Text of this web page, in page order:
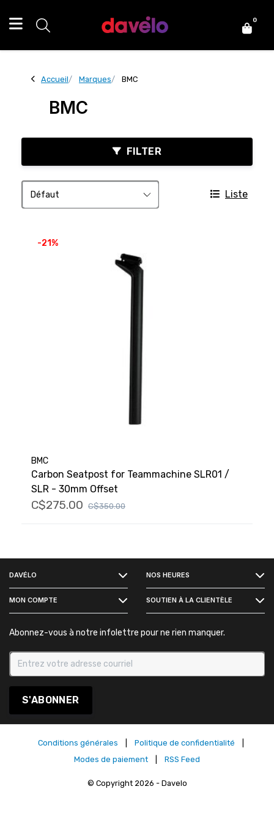
0
Accueil Marques BMC
BMC
FILTER
Liste
-21%
BMC
Carbon Seatpost for Teammachine SLR01 /
SLR - 30mm Offset
C$275.00 C$350.00
DAVÉLO NOS HEURES
MON COMPTE SOUTIEN À LA CLIENTÈLE
Abonnez-vous à notre infolettre pour ne rien manquer.
S'ABONNER
Conditions générales Politique de confidentialité
Modes de paiement
RSS Feed
© Copyright 2026 - Davelo